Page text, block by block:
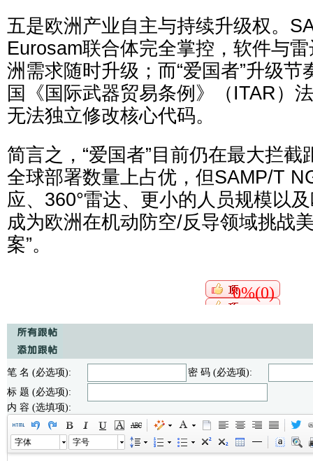
五是欧洲产业自主与持续升级权。
Eurosam联合体完全掌控，软件与
洲需求随时升级；而“爱国者”升级
国《国际武器贸易条例》（ITAR）
无法独立修改核心代码。
简言之，“爱国者”目前仍在最大拦
全球部署数量上占优，但SAMP/T
应、360°雷达、更小的人员规模以
成为欧洲在机动防空/反导领域挑战
案”。
0%(0)
笔 名 (必选项):
密 码 (必选项):
标 题 (必选项):
内 容 (选填项):
字体 字号